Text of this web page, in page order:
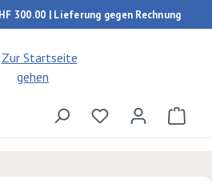
300.00 | Lieferung gegen Rechnung
Du hast 0